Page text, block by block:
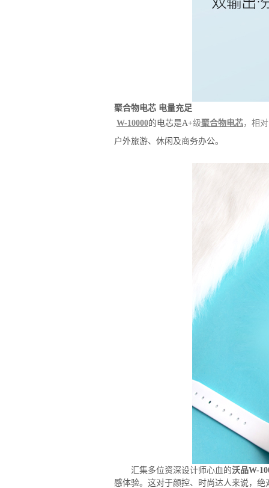
聚合物电芯 电量充足
W-10000的电芯是A+级聚合物电芯，相
户外旅游、休闲及商务办公。
汇集多位资深设计师心血的沃品W-
感体验。这对于颜控、时尚达人来说，